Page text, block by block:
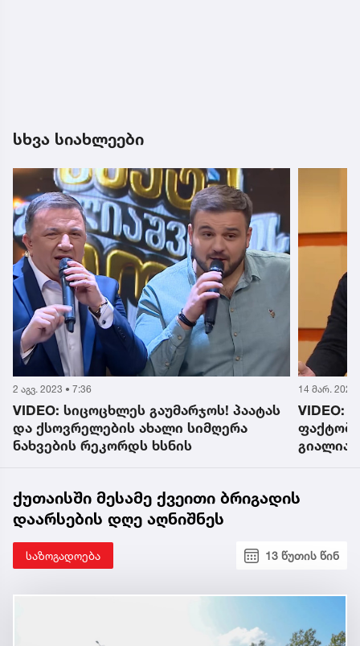
სხვა სიახლეები
2 აგვ. 2023 • 7:36
VIDEO: სიცოცხლეს გაუმარჯოს! პაატას
და ქსოვრელების ახალი სიმღერა
ნახვების რეკორდს ხსნის
14 მარ. 2023
VIDEO:
ქუთაისში მესამე ქვეითი ბრიგადის
დაარსების დღე აღნიშნეს
საზოგადოება 13 წუთის წინ